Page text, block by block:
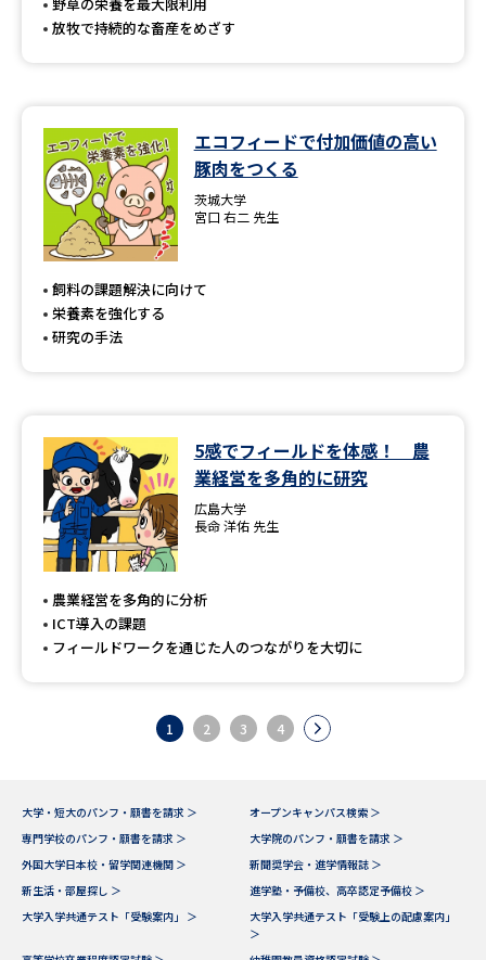
放牧で持続的な畜産をめざす
エコフィードで付加価値の高い
豚肉をつくる
茨城大学
宮口 右二 先生
飼料の課題解決に向けて
栄養素を強化する
研究の手法
5感でフィールドを体感！ 農
業経営を多角的に研究
広島大学
長命 洋佑 先生
農業経営を多角的に分析
ICT導入の課題
フィールドワークを通じた人のつながりを大切に
1 2 3 4
大学・短大のパンフ・願書を請求 ＞
オープンキャンパス検索 ＞
専門学校のパンフ・願書を請求 ＞
大学院のパンフ・願書を請求 ＞
外国大学日本校・留学関連機関 ＞
新聞奨学会・進学情報誌 ＞
新生活・部屋探し ＞
進学塾・予備校、高卒認定予備校 ＞
大学入学共通テスト「受験案内」 ＞
大学入学共通テスト「受験上の配慮案内」
＞